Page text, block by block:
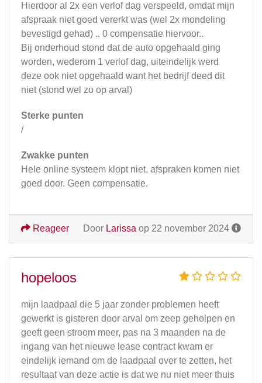
Hierdoor al 2x een verlof dag verspeeld, omdat mijn
afspraak niet goed vererkt was (wel 2x mondeling
bevestigd gehad) .. 0 compensatie hiervoor..
Bij onderhoud stond dat de auto opgehaald ging
worden, wederom 1 verlof dag, uiteindelijk werd
deze ook niet opgehaald want het bedrijf deed dit
niet (stond wel zo op arval)
Sterke punten
/
Zwakke punten
Hele online systeem klopt niet, afspraken komen niet
goed door. Geen compensatie.
Door Larissa op 22 november 2024
Reageer
hopeloos
mijn laadpaal die 5 jaar zonder problemen heeft
gewerkt is gisteren door arval om zeep geholpen en
geeft geen stroom meer, pas na 3 maanden na de
ingang van het nieuwe lease contract kwam er
eindelijk iemand om de laadpaal over te zetten, het
resultaat van deze actie is dat we nu niet meer thuis